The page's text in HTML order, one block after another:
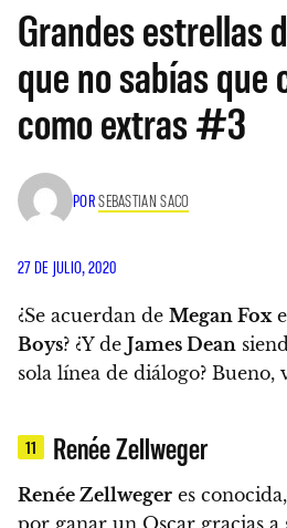
Grandes estrellas
que no sabías que
como extras #3
PORSEBASTIAN SACO
27 DE JULIO, 2020
¿Se acuerdan de Megan Fox
Boys? ¿Y de James Dean
sola línea de diálogo? Bueno,
11 Renée Zellweger
Renée Zellweger es
por ganar un Oscar gracias a